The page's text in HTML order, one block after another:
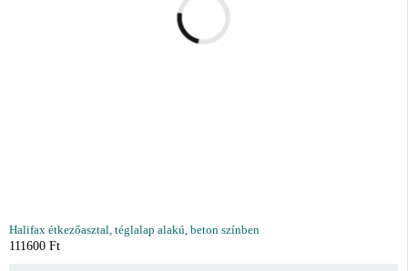
Halifax étkezőasztal, téglalap alakú, beton színben
111600 Ft